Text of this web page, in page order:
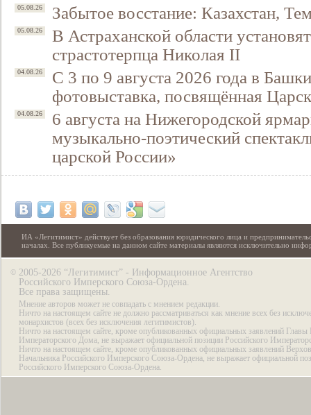
05.08.26 Забытое восстание: Казахстан,
05.08.26
В Астраханской области
страстотерпца Николая II
04.08.26
С 3 по 9 августа 2026 года в
фотовыставка, посвящённая
04.08.26
6 августа на Нижегородской
музыкально-поэтический
царской России»
ИА «Легитимист» действует без образования юридического лица и
началах. Все публикуемые на данном сайте материалы являются исключительно
© 2005-2026 “Легитимист” - Информационное Агентство
Российского Имперского Союза-Ордена.
Все права защищены.
Мнение авторов может не совпадать с мнением редакции.
Ничто на настоящем сайте не должно рассматриваться как мнение всех без
монархистов (всех без исключения легитимистов).
Ничто на настоящем сайте, кроме опубликованных официальных заявлений Главы
Императорского Дома, не выражает официальной позиции Российского
Ничто на настоящем сайте, кроме опубликованных официальных заявлений
Начальника Российского Имперского Союза-Ордена, не выражает официальной
Российского Имперского Союза-Ордена.